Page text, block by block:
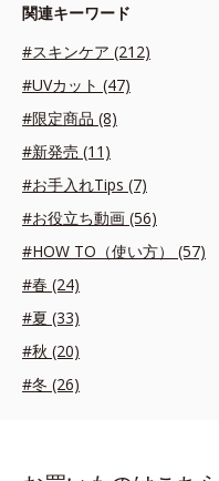
関連キーワード
#スキンケア (212)
#UVカット (47)
#限定商品 (8)
#新発売 (11)
#お手入れTips (7)
#お役立ち動画 (56)
#HOW TO（使い方） (57)
#春 (24)
#夏 (33)
#秋 (20)
#冬 (26)